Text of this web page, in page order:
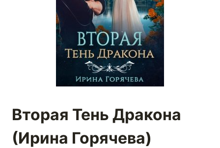
Вторая Тень Дракона
(Ирина Горячева)